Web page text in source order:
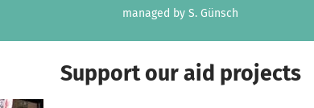
managed by S. Günsch
Support our aid projects